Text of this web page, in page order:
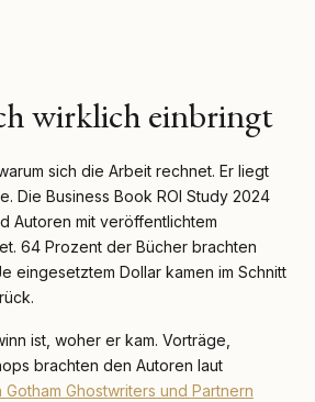
wirklich einbringt
sich die Arbeit rechnet. Er liegt
Die Business Book ROI Study 2024
Autoren mit veröffentlichtem
64 Prozent der Bücher brachten
eingesetztem Dollar kamen im Schnitt
ist, woher er kam. Vorträge,
brachten den Autoren laut
Ghostwriters und Partnern